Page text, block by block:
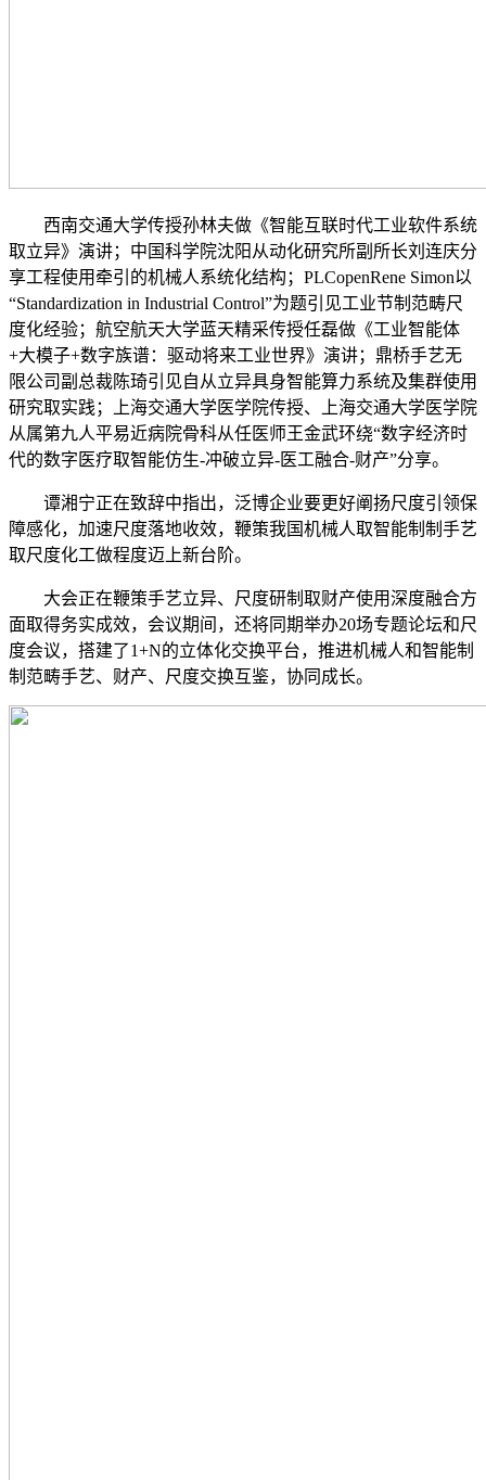
西南交通大学传授孙林夫做《智能互联时代工业软件系统
取立异》演讲；中国科学院沈阳从动化研究所副所长刘连庆分
享工程使用牵引的机械人系统化结构；PLCopenRene Simon以
“Standardization in Industrial Control”为题引见工业节制范畴尺
度化经验；航空航天大学蓝天精采传授任磊做《工业智能体
+大模子+数字族谱：驱动将来工业世界》演讲；鼎桥手艺无
限公司副总裁陈琦引见自从立异具身智能算力系统及集群使用
研究取实践；上海交通大学医学院传授、上海交通大学医学院
从属第九人平易近病院骨科从任医师王金武环绕“数字经济时
代的数字医疗取智能仿生-冲破立异-医工融合-财产”分享。
谭湘宁正在致辞中指出，泛博企业要更好阐扬尺度引领保
障感化，加速尺度落地收效，鞭策我国机械人取智能制制手艺
取尺度化工做程度迈上新台阶。
大会正在鞭策手艺立异、尺度研制取财产使用深度融合方
面取得务实成效，会议期间，还将同期举办20场专题论坛和尺
度会议，搭建了1+N的立体化交换平台，推进机械人和智能制
制范畴手艺、财产、尺度交换互鉴，协同成长。